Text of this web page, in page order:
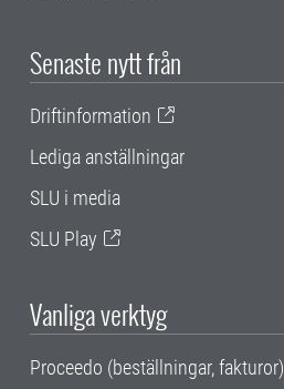
Senaste nytt från
Driftinformation
Lediga anställningar
SLU i media
SLU Play
Vanliga verktyg
Proceedo (beställningar, fakturor)